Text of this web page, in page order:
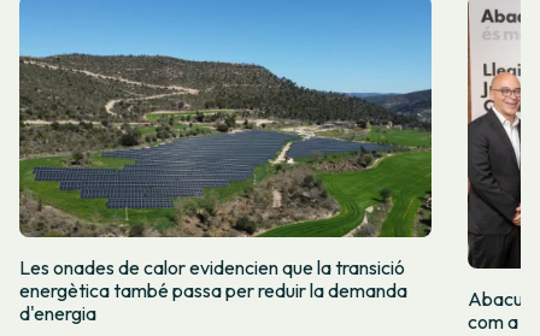
Les onades de calor evidencien que la transició
energètica també passa per reduir la demanda
d'energia
Abacus
com a